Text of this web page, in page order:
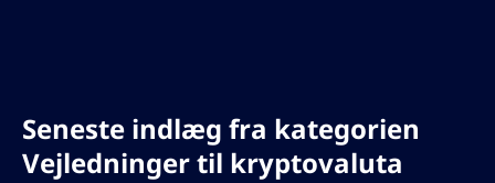
Seneste indlæg fra kategorien
Vejledninger til kryptovaluta